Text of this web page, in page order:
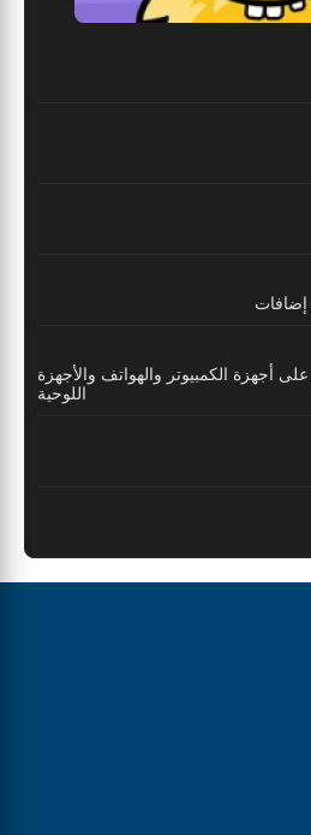
أجهزة الكمبيوتر والهواتف والأجهزة
اللوحية